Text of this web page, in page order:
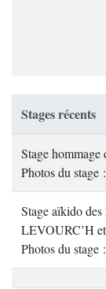
Stages récents
Stage
Photos du stage :
Stage aïkido
LEVOURC’H
Photos du stage :